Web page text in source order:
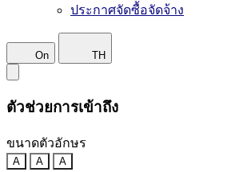
ประกาศจัดซื้อจัดจ้าง
On TH
ตัวช่วยการเข้าถึง
ขนาดตัวอักษร
A A A